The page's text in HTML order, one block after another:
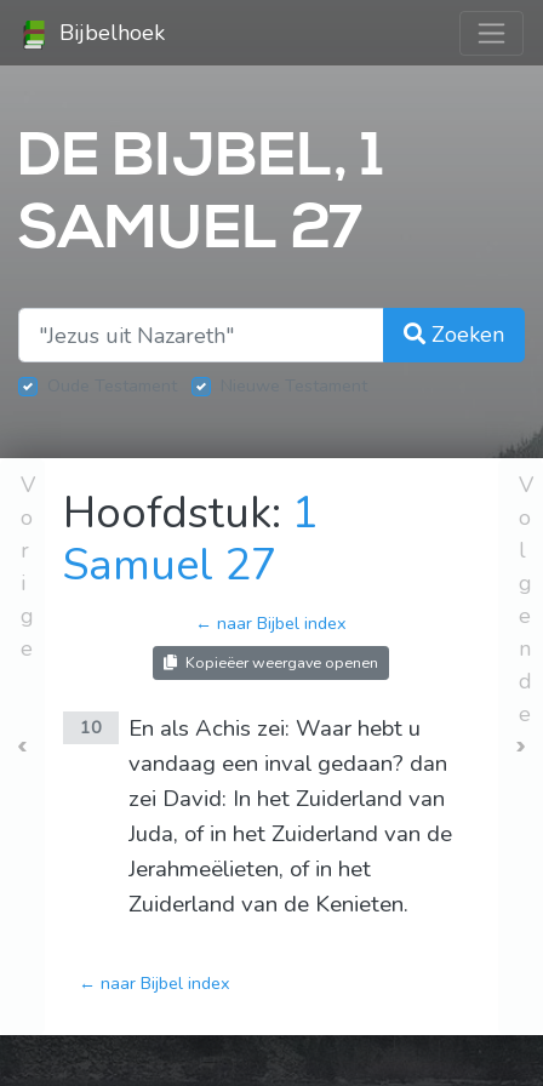
Bijbelhoek
DE BIJBEL, 1
SAMUEL 27
Zoeken
V
o
r
i
g
e
Hoofdstuk: 1
Samuel 27
← naar Bijbel index
Kopieëer weergave openen
10
En als Achis zei: Waar hebt u
vandaag een inval gedaan? dan
zei David: In het Zuiderland van
Juda, of in het Zuiderland van de
Jerahmeëlieten, of in het
Zuiderland van de Kenieten.
← naar Bijbel index
V
o
l
g
e
n
d
e